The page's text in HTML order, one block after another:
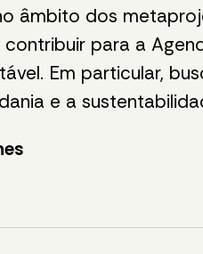
âmbito dos
para a
Em particular,
e a